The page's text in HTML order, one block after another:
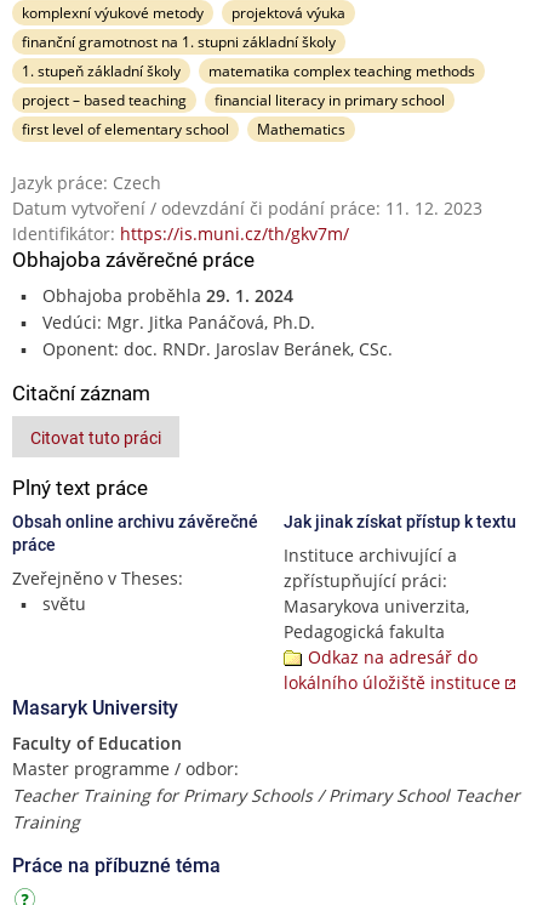
komplexní výukové metody
projektová výuka
finanční gramotnost na 1. stupni základní školy
1. stupeň základní školy
matematika complex teaching methods
project – based teaching
financial literacy in primary school
first level of elementary school
Mathematics
Jazyk práce: Czech
Datum vytvoření / odevzdání či podání práce: 11. 12. 2023
Identifikátor: https://is.muni.cz/th/gkv7m/
Obhajoba závěrečné práce
Obhajoba proběhla 29. 1. 2024
Vedúci: Mgr. Jitka Panáčová, Ph.D.
Oponent: doc. RNDr. Jaroslav Beránek, CSc.
Citační záznam
Citovat tuto práci
Plný text práce
Obsah online archivu závěrečné
práce
Zveřejněno v Theses:
světu
Jak jinak získat přístup k textu
Instituce archivující a
zpřístupňující práci:
Masarykova univerzita,
Pedagogická fakulta
Odkaz na adresář do
lokálního úložiště instituce
Masaryk University
Faculty of Education
Master programme / odbor:
Teacher Training for Primary Schools / Primary School Teacher
Training
Práce na příbuzné téma